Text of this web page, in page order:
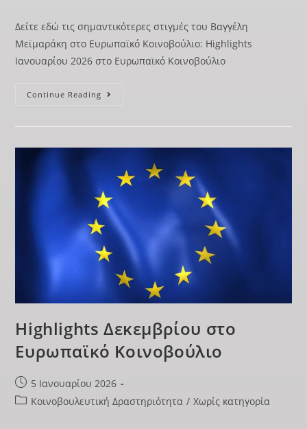
Δείτε εδώ τις σημαντικότερες στιγμές του Βαγγέλη
Μεϊμαράκη στο Ευρωπαϊκό Κοινοβούλιο: Highlights
Ιανουαρίου 2026 στο Ευρωπαϊκό Κοινοβούλιο
Continue Reading
Highlights Δεκεμβρίου στο
Ευρωπαϊκό Κοινοβούλιο
5 Ιανουαρίου 2026
Κοινοβουλευτική Δραστηριότητα / Χωρίς κατηγορία